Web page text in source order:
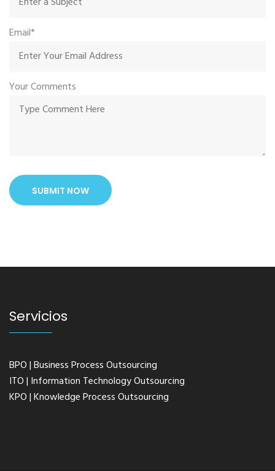
Email*
Your Comments
SUBMIT NOW
Servicios
BPO | Business Process Outsourcing
ITO | Information Technology Outsourcing
KPO | Knowledge Process Outsourcing